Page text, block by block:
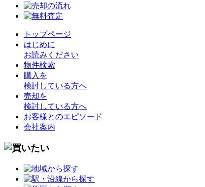
トップページ
はじめに
お読みください
物件検索
購入を
検討している方へ
売却を
検討している方へ
お客様とのエピソード
会社案内